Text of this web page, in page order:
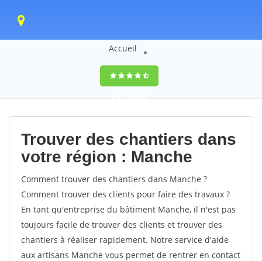
Accueil
9,5(100%)0
votes
Trouver des chantiers dans
votre région : Manche
Comment trouver des chantiers dans Manche ?
Comment trouver des clients pour faire des travaux ?
En tant qu'entreprise du bâtiment Manche, il n'est pas
toujours facile de trouver des clients et trouver des
chantiers à réaliser rapidement. Notre service d'aide
aux artisans Manche vous permet de rentrer en contact